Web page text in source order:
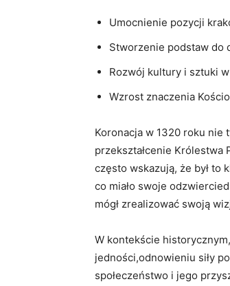
Umocnienie ‌pozycji
Stworzenie podstaw do
Rozwój kultury i sztuki
Wzrost znaczenia
Koronacja w ‍1320 roku nie
przekształcenie
często wskazują, że ⁤był to
co miało⁣ swoje
⁤mógł zrealizować swoją
W ‍kontekście
jedności,odnowieniu siły
społeczeństwo ⁤i⁤ jego